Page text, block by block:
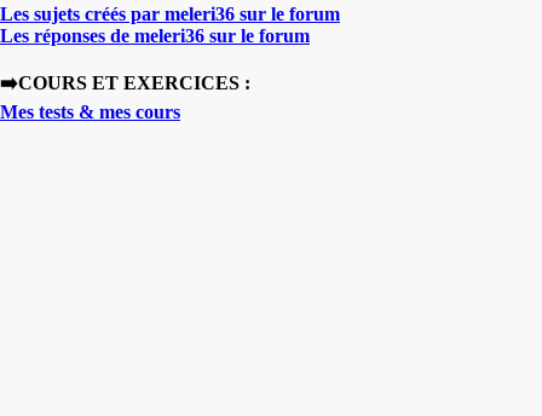
Les sujets créés par meleri36 sur le forum
Les réponses de meleri36 sur le forum
➡️COURS ET EXERCICES :
Mes tests & mes cours